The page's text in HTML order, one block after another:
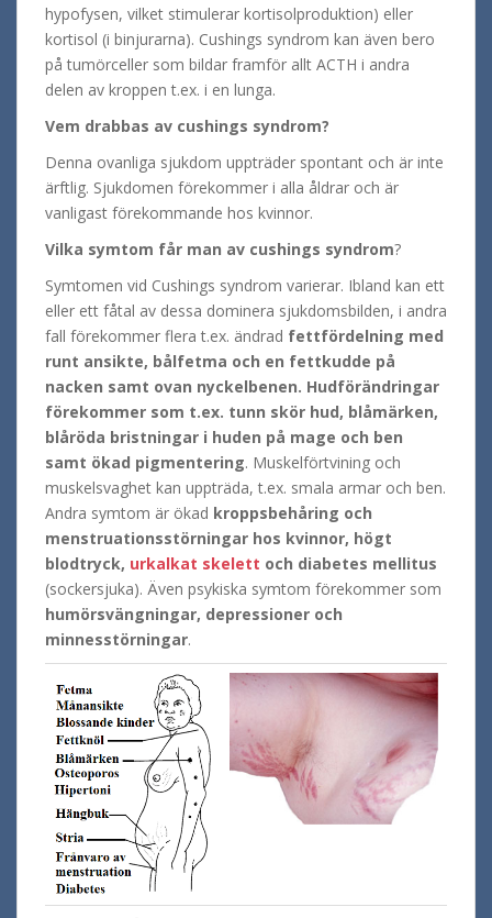
hypofysen, vilket stimulerar kortisolproduktion) eller
kortisol (i binjurarna). Cushings syndrom kan även bero
på tumörceller som bildar framför allt ACTH i andra
delen av kroppen t.ex. i en lunga.
Vem drabbas av cushings syndrom?
Denna ovanliga sjukdom uppträder spontant och är inte
ärftlig. Sjukdomen förekommer i alla åldrar och är
vanligast förekommande hos kvinnor.
Vilka symtom får man av cushings syndrom?
Symtomen vid Cushings syndrom varierar. Ibland kan ett
eller ett fåtal av dessa dominera sjukdomsbilden, i andra
fall förekommer flera t.ex. ändrad fettfördelning med
runt ansikte, bålfetma och en fettkudde på
nacken samt ovan nyckelbenen. Hudförändringar
förekommer som t.ex. tunn skör hud, blåmärken,
blåröda bristningar i huden på mage och ben
samt ökad pigmentering. Muskelförtvining och
muskelsvaghet kan uppträda, t.ex. smala armar och ben.
Andra symtom är ökad kroppsbehåring och
menstruationsstörningar hos kvinnor, högt
blodtryck, urkalkat skelett och diabetes mellitus
(sockersjuka). Även psykiska symtom förekommer som
humörsvängningar, depressioner och
minnesstörningar.